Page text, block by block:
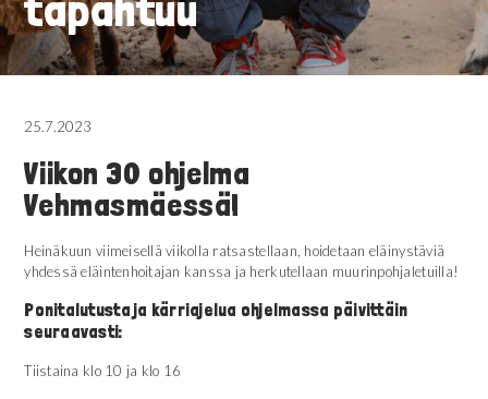
25.7.2023
Viikon 30 ohjelma
Vehmasmäessä!
Heinäkuun viimeisellä viikolla ratsastellaan, hoidetaan eläinystäviä
yhdessä eläintenhoitajan kanssa ja herkutellaan muurinpohjaletuilla!
Ponitalutusta ja kärriajelua ohjelmassa päivittäin
seuraavasti:
Tiistaina klo 10 ja klo 16